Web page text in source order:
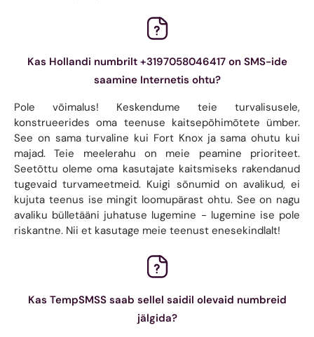
Kas Hollandi numbrilt +3197058046417 on SMS-ide
saamine Internetis ohtu?
Pole võimalus! Keskendume teie turvalisusele,
konstrueerides oma teenuse kaitsepõhimõtete ümber.
See on sama turvaline kui Fort Knox ja sama ohutu kui
majad. Teie meelerahu on meie peamine prioriteet.
Seetõttu oleme oma kasutajate kaitsmiseks rakendanud
tugevaid turvameetmeid. Kuigi sõnumid on avalikud, ei
kujuta teenus ise mingit loomupärast ohtu. See on nagu
avaliku bülletääni juhatuse lugemine - lugemine ise pole
riskantne. Nii et kasutage meie teenust enesekindlalt!
Kas TempSMSS saab sellel saidil olevaid numbreid
jälgida?